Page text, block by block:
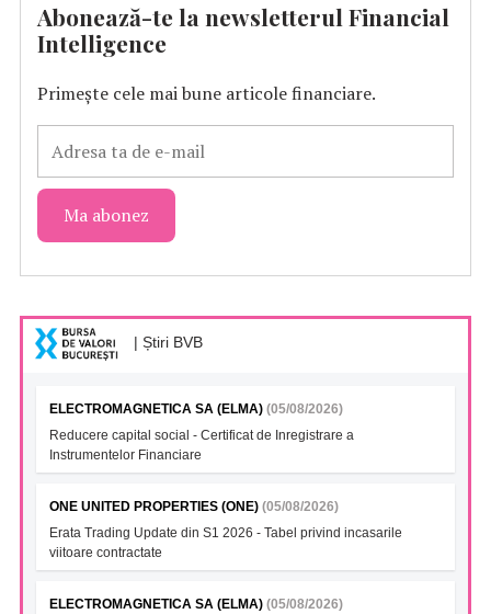
Abonează-te la newsletterul Financial
Intelligence
Primește cele mai bune articole financiare.
| Știri BVB
ELECTROMAGNETICA SA (ELMA) (05/08/2026)
Reducere capital social - Certificat de Inregistrare a
Instrumentelor Financiare
ONE UNITED PROPERTIES (ONE) (05/08/2026)
Erata Trading Update din S1 2026 - Tabel privind incasarile
viitoare contractate
ELECTROMAGNETICA SA (ELMA) (05/08/2026)